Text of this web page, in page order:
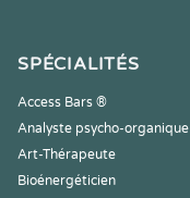
SPÉCIALITÉS
Access Bars ®
Analyste psycho-organique
Art-Thérapeute
Bioénergéticien